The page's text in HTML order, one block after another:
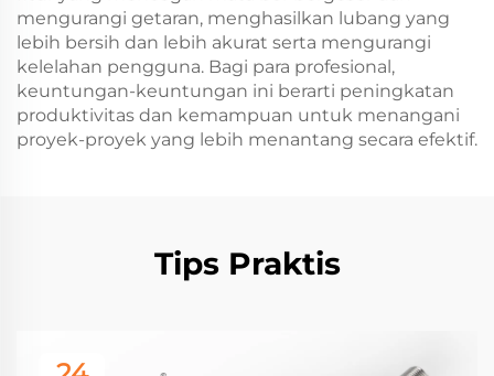
mengurangi getaran, menghasilkan lubang yang
lebih bersih dan lebih akurat serta mengurangi
kelelahan pengguna. Bagi para profesional,
keuntungan-keuntungan ini berarti peningkatan
produktivitas dan kemampuan untuk menangani
proyek-proyek yang lebih menantang secara efektif.
Tips Praktis